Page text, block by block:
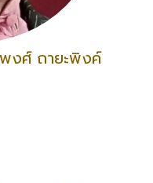
งศ์ ถายะพิงค์